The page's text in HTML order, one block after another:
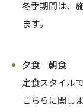
冬季期間は、
ます。
夕食 朝食
定食スタイル
こちらに関し